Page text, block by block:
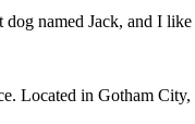
named Jack, and I
Located in Gotham